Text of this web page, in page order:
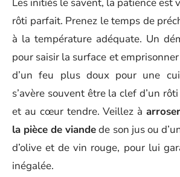
rôti parfait. Prenez le temps de
à la température adéquate. Un
pour saisir la surface et
d’un feu plus doux pour une
s’avère souvent être la clef d’un
et au cœur tendre. Veillez à
la pièce de viandede son jus ou
d’olive et de vin rouge, pour lui
inégalée.